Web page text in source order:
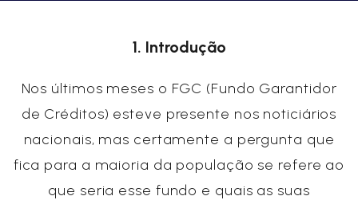
1. Introdução
Nos últimos meses o FGC (Fundo Garantidor
de Créditos) esteve presente nos noticiários
nacionais, mas certamente a pergunta que
fica para a maioria da população se refere ao
que seria esse fundo e quais as suas